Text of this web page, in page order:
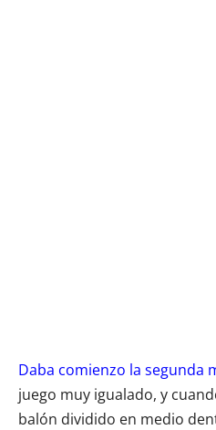
Daba comienzo la segunda
juego muy igualado, y
balón dividido en medio